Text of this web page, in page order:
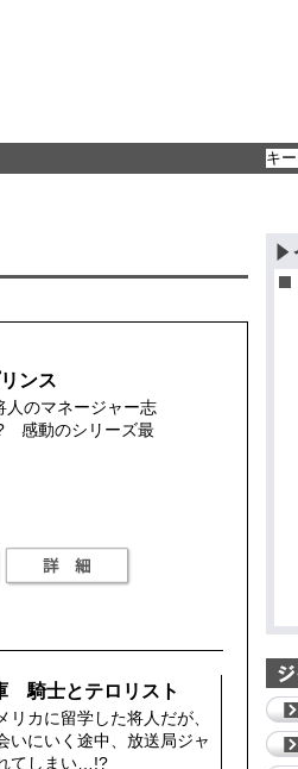
ンス
人のマネージャー志
感動のシリーズ最
騎士とテロリスト
リカに留学した将人だが、
いにいく途中、放送局ジャ
てしまい…!?